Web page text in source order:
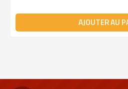
AJOUTER AU